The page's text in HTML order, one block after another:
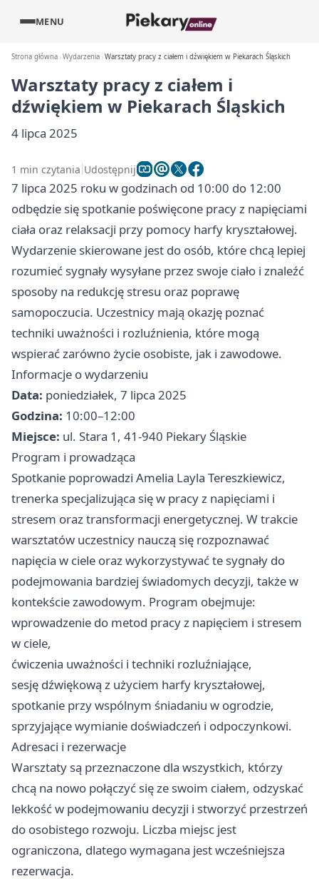
MENU
Strona główna Wydarzenia Warsztaty pracy z ciałem i dźwiękiem w Piekarach Śląskich
Warsztaty pracy z ciałem i
dźwiękiem w Piekarach Śląskich
4 lipca 2025
1 min czytania Udostępnij
7 lipca 2025 roku w godzinach od 10:00 do 12:00
odbędzie się spotkanie poświęcone pracy z napięciami
ciała oraz relaksacji przy pomocy harfy kryształowej.
Wydarzenie skierowane jest do osób, które chcą lepiej
rozumieć sygnały wysyłane przez swoje ciało i znaleźć
sposoby na redukcję stresu oraz poprawę
samopoczucia. Uczestnicy mają okazję poznać
techniki uważności i rozluźnienia, które mogą
wspierać zarówno życie osobiste, jak i zawodowe.
Informacje o wydarzeniu
Data: poniedziałek, 7 lipca 2025
Godzina: 10:00–12:00
Miejsce: ul. Stara 1, 41-940 Piekary Śląskie
Program i prowadząca
Spotkanie poprowadzi Amelia Layla Tereszkiewicz,
trenerka specjalizująca się w pracy z napięciami i
stresem oraz transformacji energetycznej. W trakcie
warsztatów uczestnicy nauczą się rozpoznawać
napięcia w ciele oraz wykorzystywać te sygnały do
podejmowania bardziej świadomych decyzji, także w
kontekście zawodowym. Program obejmuje:
wprowadzenie do metod pracy z napięciem i stresem
w ciele,
ćwiczenia uważności i techniki rozluźniające,
sesję dźwiękową z użyciem harfy kryształowej,
spotkanie przy wspólnym śniadaniu w ogrodzie,
sprzyjające wymianie doświadczeń i odpoczynkowi.
Adresaci i rezerwacje
Warsztaty są przeznaczone dla wszystkich, którzy
chcą na nowo połączyć się ze swoim ciałem, odzyskać
lekkość w podejmowaniu decyzji i stworzyć przestrzeń
do osobistego rozwoju. Liczba miejsc jest
ograniczona, dlatego wymagana jest wcześniejsza
rezerwacja.